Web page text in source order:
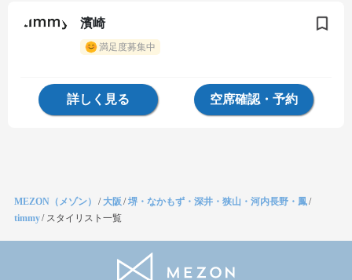
濱崎
満足度募集中
詳しく見る 空席確認・予約
MEZON（メゾン） /大阪 /堺・なかもず・深井・狭山・河内長野・鳳/
timmy/ スタイリスト一覧